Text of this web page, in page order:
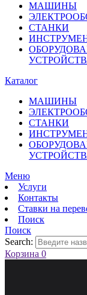
МАШИНЫ
СТАНКИ
Каталог
МАШИНЫ
СТАНКИ
Меню
Услуги
Контакты
Ставки на
Поиск
Поиск
Search:
Корзина 0